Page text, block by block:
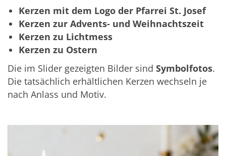
Kerzen mit dem Logo der Pfarrei St. Josef
Kerzen zur Advents- und Weihnachtszeit
Kerzen zu Lichtmess
Kerzen zu Ostern
Die im Slider gezeigten Bilder sind Symbolfotos.
Die tatsächlich erhältlichen Kerzen wechseln je
nach Anlass und Motiv.